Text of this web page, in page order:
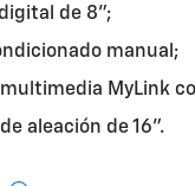
digital de 8";
manual;
multimedia MyLink
aleación de 16".